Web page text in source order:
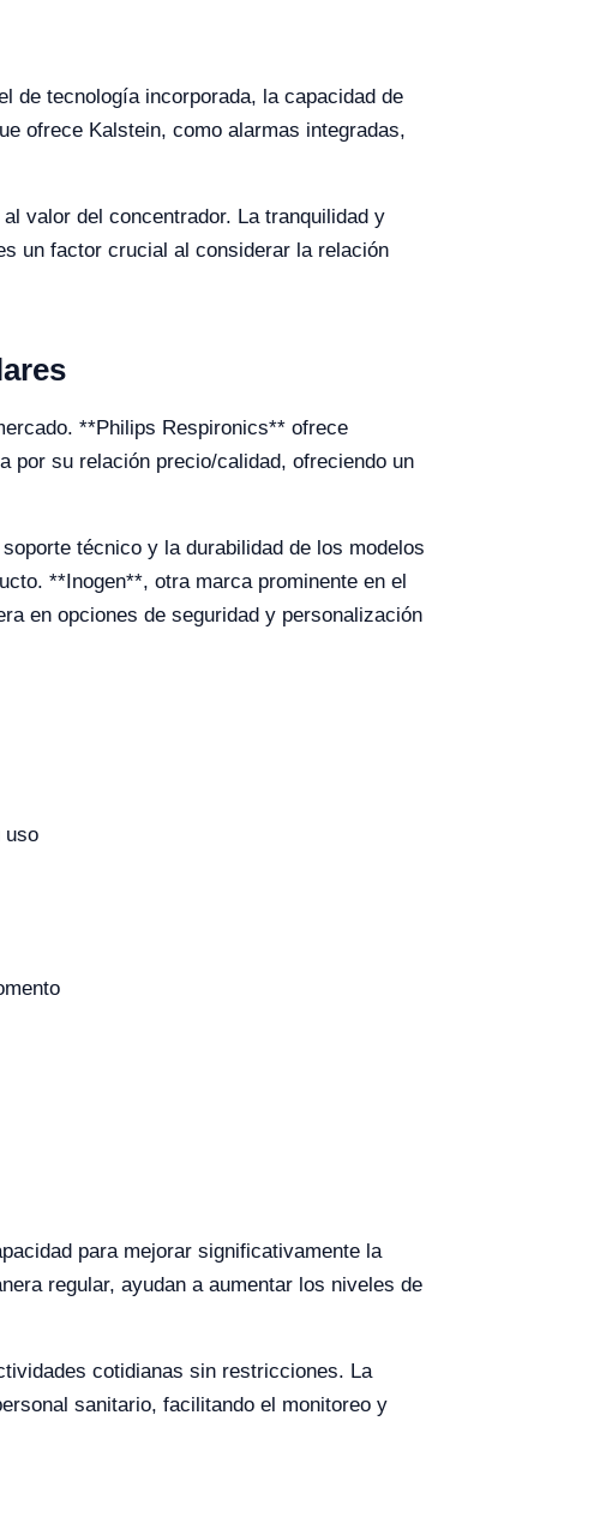
de tecnología incorporada, la capacidad de
ofrece Kalstein, como alarmas integradas,
valor del concentrador. La tranquilidad y
un factor crucial al considerar la relación
**Philips Respironics** ofrece
por su relación precio/calidad, ofreciendo un
técnico y la durabilidad de los modelos
**Inogen**, otra marca prominente en el
en opciones de seguridad y personalización
uso
para mejorar significativamente la
regular, ayudan a aumentar los niveles de
cotidianas sin restricciones. La
sanitario, facilitando el monitoreo y